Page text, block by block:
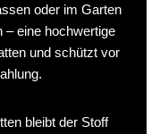
oder im Garten
– eine hochwertige
und schützt vor
bleibt der Stoff